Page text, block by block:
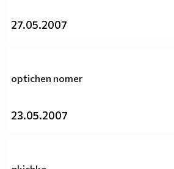
27.05.2007
optichen nomer
23.05.2007